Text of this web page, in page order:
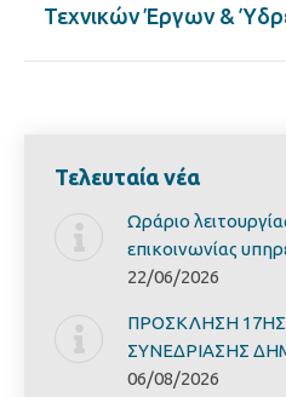
Τεχνικών Έργων &
Τελευταία νέα
Ωράριο
επικοινωνίας
22/06/2026
ΠΡΟΣΚΛΗΣΗ
ΣΥΝΕΔΡΙΑΣΗΣ
06/08/2026